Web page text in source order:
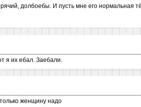
долбоебы. И пусть мне его нормальная
я их ебал. Заебали.
женщину надо